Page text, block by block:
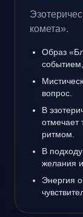
комета».
Образ
вопрос.
В
отмечает
ритмом.
В
желания
Энергия